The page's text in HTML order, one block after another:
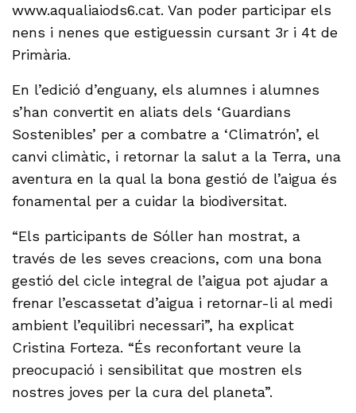
www.aqualiaiods6.cat. Van poder participar els
nens i nenes que estiguessin cursant 3r i 4t de
Primària.
En l’edició d’enguany, els alumnes i alumnes
s’han convertit en aliats dels ‘Guardians
Sostenibles’ per a combatre a ‘Climatrón’, el
canvi climàtic, i retornar la salut a la Terra, una
aventura en la qual la bona gestió de l’aigua és
fonamental per a cuidar la biodiversitat.
“Els participants de Sóller han mostrat, a
través de les seves creacions, com una bona
gestió del cicle integral de l’aigua pot ajudar a
frenar l’escassetat d’aigua i retornar-li al medi
ambient l’equilibri necessari”, ha explicat
Cristina Forteza. “És reconfortant veure la
preocupació i sensibilitat que mostren els
nostres joves per la cura del planeta”.